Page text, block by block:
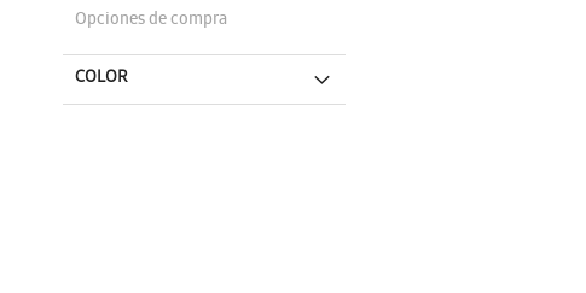
Opciones de compra
COLOR